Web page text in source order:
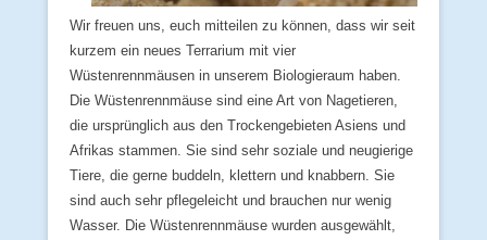
Wir freuen uns, euch mitteilen zu können, dass wir seit
kurzem ein neues Terrarium mit vier
Wüstenrennmäusen in unserem Biologieraum haben.
Die Wüstenrennmäuse sind eine Art von Nagetieren,
die ursprünglich aus den Trockengebieten Asiens und
Afrikas stammen. Sie sind sehr soziale und neugierige
Tiere, die gerne buddeln, klettern und knabbern. Sie
sind auch sehr pflegeleicht und brauchen nur wenig
Wasser. Die Wüstenrennmäuse wurden ausgewählt,